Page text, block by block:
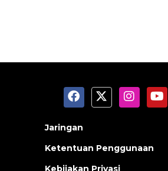
Jaringan
Ketentuan Penggunaan
Kebijakan Privasi